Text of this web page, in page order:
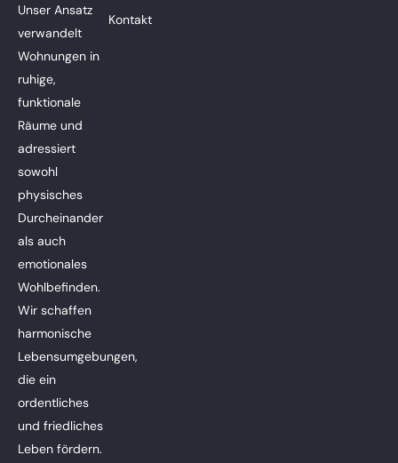
Unser Ansatz
verwandelt
Wohnungen in
ruhige,
funktionale
Räume und
adressiert
sowohl
physisches
Durcheinander
als auch
emotionales
Wohlbefinden.
Wir schaffen
harmonische
Lebensumgebungen,
die ein
ordentliches
und friedliches
Leben fördern.
Kontakt